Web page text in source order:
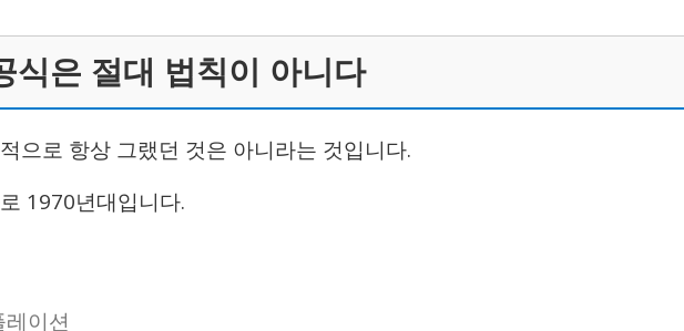
식은 절대 법칙이 아니다
으로 항상 그랬던 것은 아니라는 것입니다.
1970년대입니다.
이션